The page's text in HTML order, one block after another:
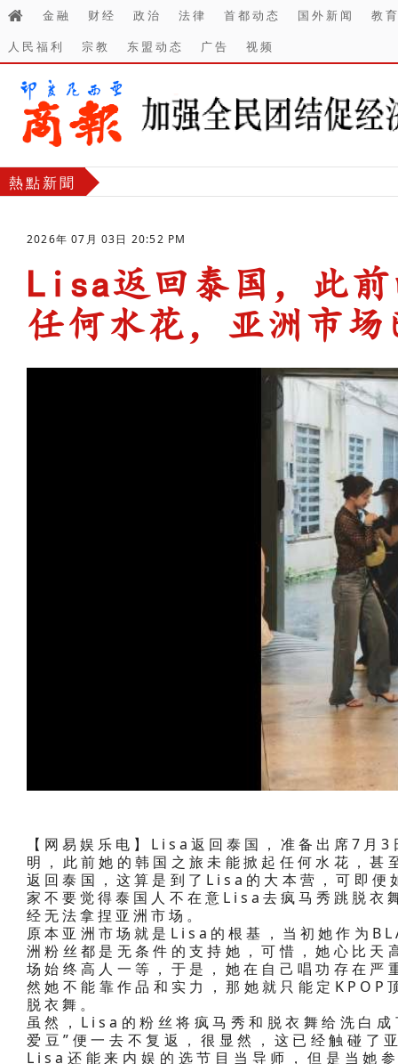
金融 财经 政治 法律 首都动态 国外新闻
教
人民福利
宗教 东盟动态 广告 视频
熱點新聞
2026年 07月 03日 20:52 PM
Lisa返回泰国，此
任何水花，亚洲市场
【网易娱乐电】Lisa返回泰国，准备出席7月
明，此前她的韩国之旅未能掀起任何水花，
返回泰国，这算是到了Lisa的大本营，可即便
家不要觉得泰国人不在意Lisa去疯马秀跳脱
经无法拿捏亚洲市场。
原本亚洲市场就是Lisa的根基，当初她作为
洲粉丝都是无条件的支持她，可惜，她心比
场始终高人一等，于是，她在自己唱功存在
然她不能靠作品和实力，那她就只能定KPOP
脱衣舞。
虽然，Lisa的粉丝将疯马秀和脱衣舞给洗白
爱豆”便一去不复返，很显然，这已经触碰了
Lisa还能来内娱的选节目当导师，但是当她